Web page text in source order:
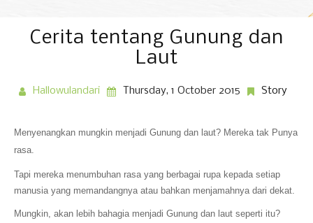
Cerita tentang Gunung dan
Laut
Hallowulandari Thursday, 1 October 2015 Story
Menyenangkan mungkin menjadi Gunung dan laut? Mereka tak Punya
rasa.
Tapi mereka menumbuhan rasa yang berbagai rupa kepada setiap
manusia yang memandangnya atau bahkan menjamahnya dari dekat.
Mungkin, akan lebih bahagia menjadi Gunung dan laut seperti itu?